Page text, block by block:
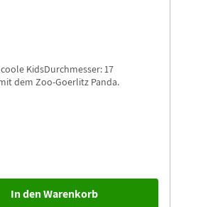
KidsDurchmesser: 17
dem Zoo-Goerlitz Panda.
In den Warenkorb